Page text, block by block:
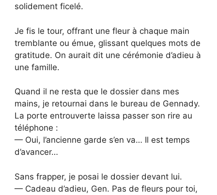
solidement ficelé.
Je fis le tour, offrant une fleur à chaque main
tremblante ou émue, glissant quelques mots de
gratitude. On aurait dit une cérémonie d’adieu à
une famille.
Quand il ne resta que le dossier dans mes
mains, je retournai dans le bureau de Gennady.
La porte entrouverte laissa passer son rire au
téléphone :
— Oui, l’ancienne garde s’en va… Il est temps
d’avancer…
Sans frapper, je posai le dossier devant lui.
— Cadeau d’adieu, Gen. Pas de fleurs pour toi,